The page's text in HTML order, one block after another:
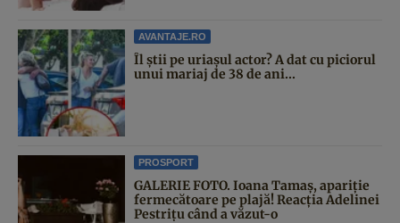
AVANTAJE.RO
Îl știi pe uriașul actor? A dat cu piciorul
unui mariaj de 38 de ani...
PROSPORT
GALERIE FOTO. Ioana Tamaş, apariție
fermecătoare pe plajă! Reacția Adelinei
Pestrițu când a văzut-o